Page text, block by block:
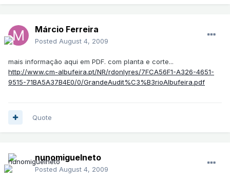
Márcio Ferreira
Posted August 4, 2009
mais informação aqui em PDF. com planta e corte...
http://www.cm-albufeira.pt/NR/rdonlyres/7FCA56F1-A326-4651-
9515-71BA5A37B4E0/0/GrandeAudit%C3%B3rioAlbufeira.pdf
Quote
nunomiguelneto
Posted August 4, 2009